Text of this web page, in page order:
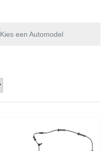
Kies een Automodel